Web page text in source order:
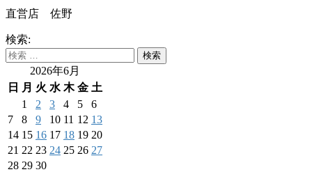
直営店 佐野
検索:
2026年6月
日
月 火 水 木 金 土
1 2 3 4 5
6
7
8 9 10 11 12 13
14 15 16 17 18 19 20
21 22 23 24 25 26 27
28 29 30